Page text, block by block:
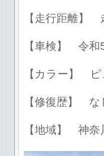
【走行距離】
【車検】 令和
【カラー】
【修復歴】 な
【地域】 神奈